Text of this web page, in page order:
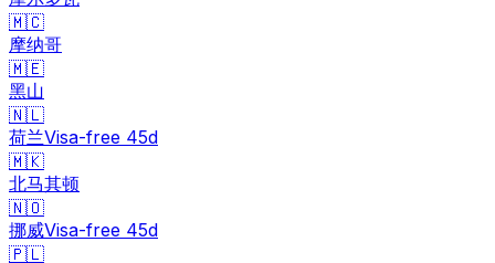
🇲🇨
摩纳哥
🇲🇪
黑山
🇳🇱
荷兰Visa-free 45d
🇲🇰
北马其顿
🇳🇴
挪威Visa-free 45d
🇵🇱